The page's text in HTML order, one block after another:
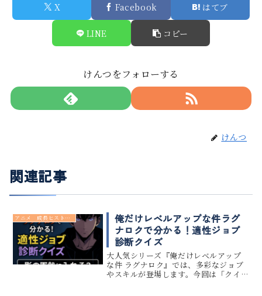
X Facebook はてブ
LINE コピー
けんつをフォローする
けんつ
関連記事
アニメ 成長ヒストリー
俺だけレベルアップな件ラグ
ナロクで分かる！適性ジョブ
診断クイズ
大人気シリーズ『俺だけレベルアップ
な件 ラグナロク』では、多彩なジョブ
やスキルが登場します。今回は「クイ